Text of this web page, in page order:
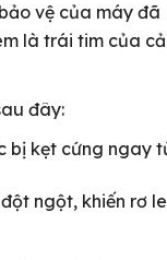
vệ của máy đã
là trái tim của cả
đây:
bị kẹt cứng ngay
ngột, khiến rơ le